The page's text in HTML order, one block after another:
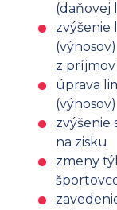
(daňovej
z príjmov
úprava
zvýšenie
na zisku
zmeny